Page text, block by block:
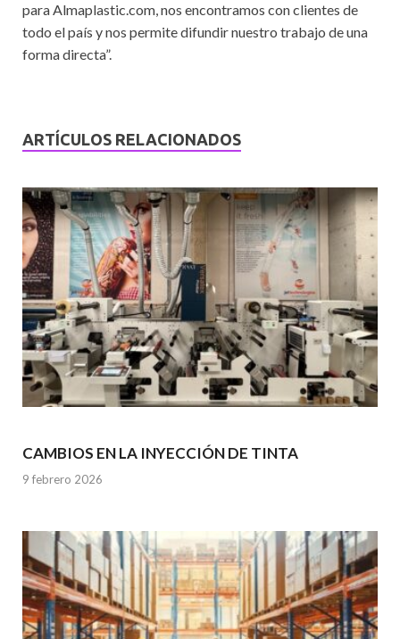
para Almaplastic.com, nos encontramos con clientes de
todo el país y nos permite difundir nuestro trabajo de una
forma directa”.
ARTÍCULOS RELACIONADOS
CAMBIOS EN LA INYECCIÓN DE TINTA
9 febrero 2026